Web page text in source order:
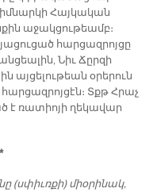
Հայկական
աջակցութեամբ։
հարցազրոյցը
Նիւ Ճըրզի
օրերուն
Տքթ Հրաչ
է ռատիոյի ղեկավար
*
(սփիւռքի) միօրինակ,